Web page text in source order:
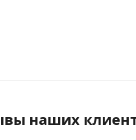
наших